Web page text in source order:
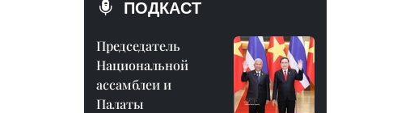
ПОДКАСТ
Председатель
Национальной
ассамблеи и
Палаты